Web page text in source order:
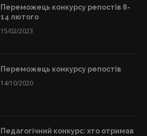
Переможець конкурсу репостів 8-
14 лютого
15/02/2023
Переможець конкурсу репостів
14/10/2020
Педагогічний конкурс: хто отримав